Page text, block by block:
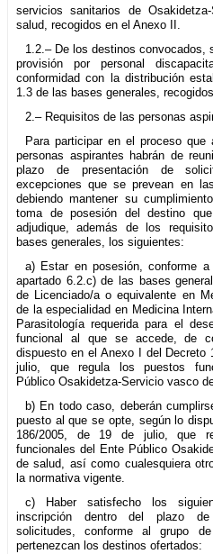
servicios sanitarios de
salud, recogidos en el Anexo II.
1.2.– De los destinos convocados,
provisión por personal
conformidad con la distribución
1.3 de las bases generales,
2.– Requisitos de las personas
Para participar en el proceso que
personas aspirantes habrán de
plazo de presentación de
excepciones que se prevean en
debiendo mantener su
toma de posesión del destino
adjudique, además de los
bases generales, los siguientes:
a) Estar en posesión, conforme
apartado 6.2.c) de las bases
de Licenciado/a o equivalente en
de la especialidad en Medicina
Parasitología requerida para el
funcional al que se accede, de
dispuesto en el Anexo I del Decreto
julio, que regula los puestos
Público Osakidetza-Servicio vasco
b) En todo caso, deberán
puesto al que se opte, según lo
186/2005, de 19 de julio, que
funcionales del Ente Público
de salud, así como cualesquiera
la normativa vigente.
c) Haber satisfecho los
inscripción dentro del plazo de
solicitudes, conforme al grupo
pertenezcan los destinos ofertados: